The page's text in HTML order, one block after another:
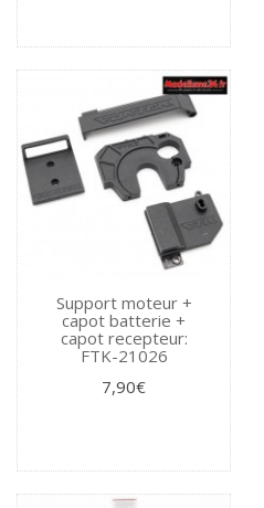
Support moteur +
capot batterie +
capot recepteur:
FTK-21026
7,90€